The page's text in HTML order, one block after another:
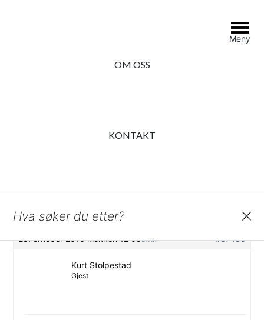
Meny
OM OSS
KONTAKT
POU-medlem og journalist i Kommunal Rapport, Thomas Frigård,
Ser 3 svar tråder
Forfatter Innlegg
28. oktober 2016 klokken 12:05 #37480
SVAR
Kurt Stolpestad
Gjest